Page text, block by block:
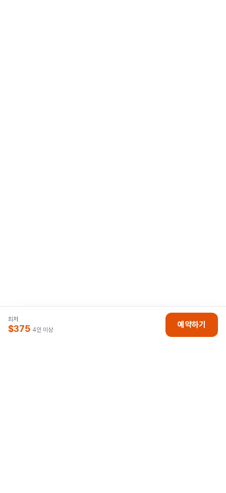
최저
$375 4인 이상
예약하기